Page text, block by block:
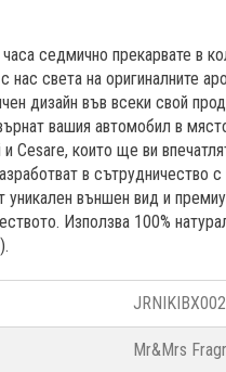
седмично прекарвате в
света на оригиналните
дизайн във всеки свой
вашия автомобил в
Cesare, които ще ви
в сътрудничество
уникален външен вид и
Използва 100%
Mr&Mrs